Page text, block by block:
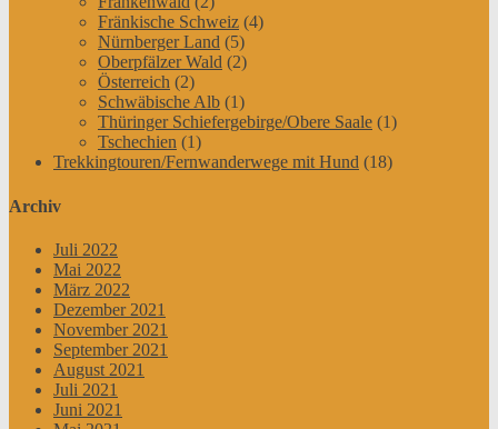
Fränkische Schweiz (4)
Nürnberger Land (5)
Oberpfälzer Wald (2)
Österreich (2)
Schwäbische Alb (1)
Thüringer Schiefergebirge/Obere Saale (1)
Tschechien (1)
Trekkingtouren/Fernwanderwege mit Hund (18)
Archiv
Juli 2022
Mai 2022
März 2022
Dezember 2021
November 2021
September 2021
August 2021
Juli 2021
Juni 2021